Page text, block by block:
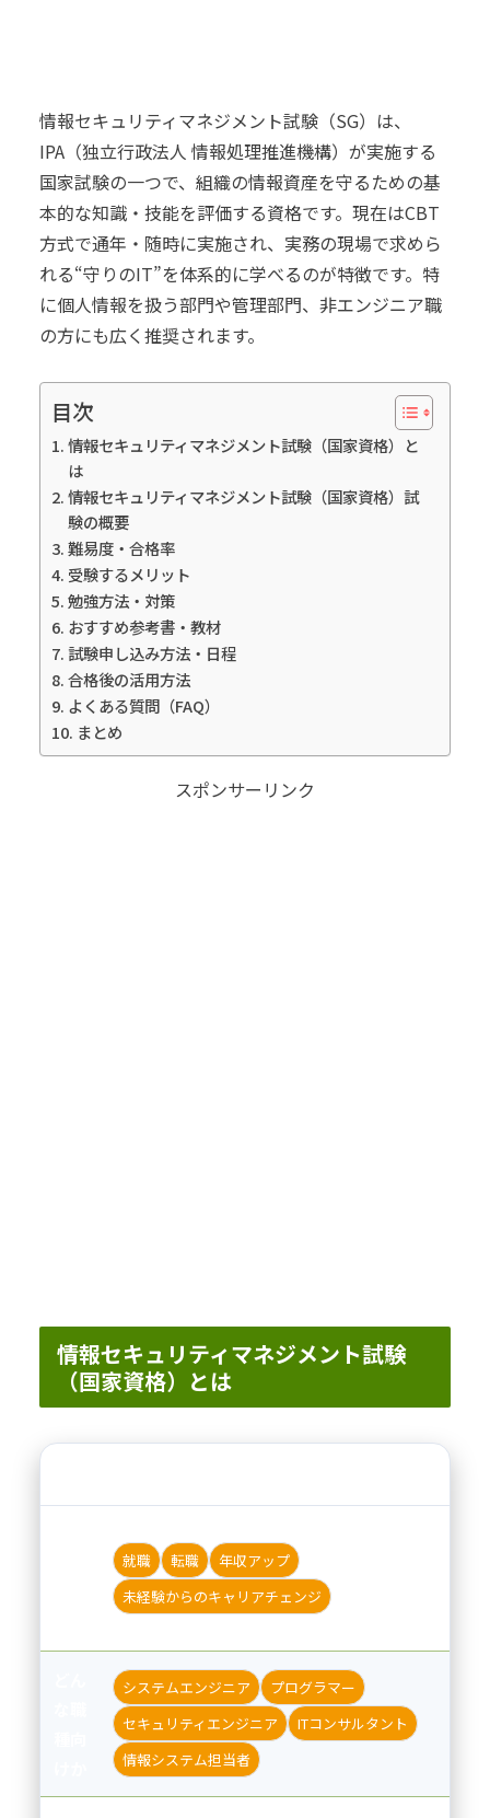
情報セキュリティマネジメント試験（SG）は、
IPA（独立行政法人 情報処理推進機構）が実施する
国家試験の一つで、組織の情報資産を守るための基
本的な知識・技能を評価する資格です。現在はCBT
方式で通年・随時に実施され、実務の現場で求めら
れる“守りのIT”を体系的に学べるのが特徴です。特
に個人情報を扱う部門や管理部門、非エンジニア職
の方にも広く推奨されます。
目次
情報セキュリティマネジメント試験（国家資格）と
は
情報セキュリティマネジメント試験（国家資格）試
験の概要
難易度・合格率
受験するメリット
勉強方法・対策
おすすめ参考書・教材
試験申し込み方法・日程
合格後の活用方法
よくある質問（FAQ）
まとめ
スポンサーリンク
情報セキュリティマネジメント試験
（国家資格）とは
就職 転職
年収アップ
未経験からのキャリアチェンジ
システムエンジニア
プログラマー
セキュリティエンジニア
ITコンサルタント
情報システム担当者